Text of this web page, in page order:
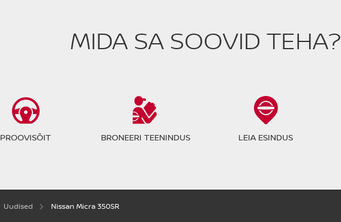
MIDA SA SOOVID TEHA?
PROOVISÕIT BRONEERI TEENINDUS LEIA ESINDUS
Uudised Nissan Micra 350SR